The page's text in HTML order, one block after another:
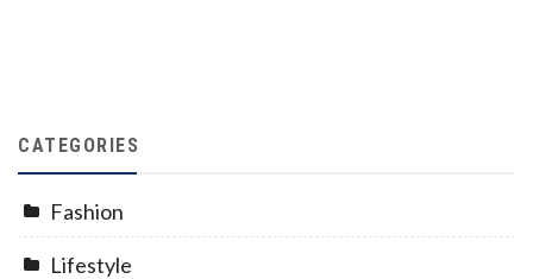
CATEGORIES
Fashion
Lifestyle